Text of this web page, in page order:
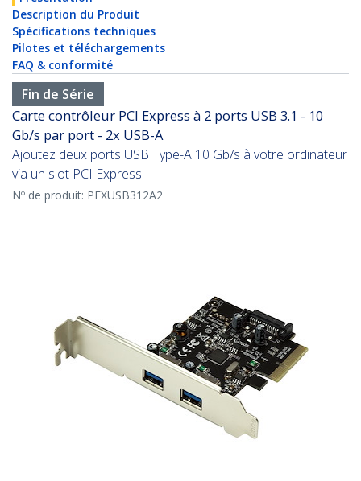
Description du Produit
Spécifications techniques
Pilotes et téléchargements
FAQ & conformité
Fin de Série
Carte contrôleur PCI Express à 2 ports USB 3.1 - 10
Gb/s par port - 2x USB-A
Ajoutez deux ports USB Type-A 10 Gb/s à votre ordinateur
via un slot PCI Express
Nº de produit: PEXUSB312A2